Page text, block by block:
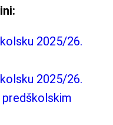
2025/26.
2025/26.
predškolskim